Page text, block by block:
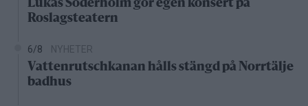
Lukas Söderholm gör egen konsert på
Roslagsteatern
6/8 NYHETER
Vattenrutschkanan hålls stängd på Norrtälje
badhus